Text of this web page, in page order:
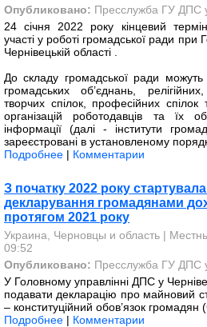
Опубликовано: Пресслужба ГУ ДПС у
24 січня 2022 року кінцевий
участі у роботі громадської ради
Чернівецькій області .
До складу громадської ради можуть
громадських об’єднань, релігійних,
творчих спілок, професійних спілок
організацій роботодавців та їх
інформації (далі - інститути
зареєстровані в установленому
Подробнее | Комментарии
З початку 2022 року
декларування громадянами
протягом 2021 року
Украина, Черновцы и область |
09:52
Опубликовано: Пресслужба ГУ ДПС у
У Головному управлінні ДПС у
подавати декларацію про майновий
– конституційний обов’язок громадян
Подробнее | Комментарии